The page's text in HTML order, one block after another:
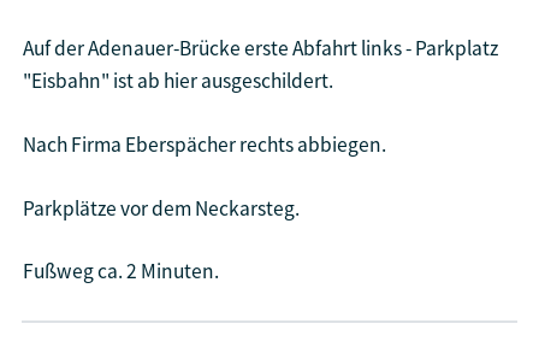
Auf der Adenauer-Brücke erste Abfahrt links - Parkplatz
"Eisbahn" ist ab hier ausgeschildert.
Nach Firma Eberspächer rechts abbiegen.
Parkplätze vor dem Neckarsteg.
Fußweg ca. 2 Minuten.